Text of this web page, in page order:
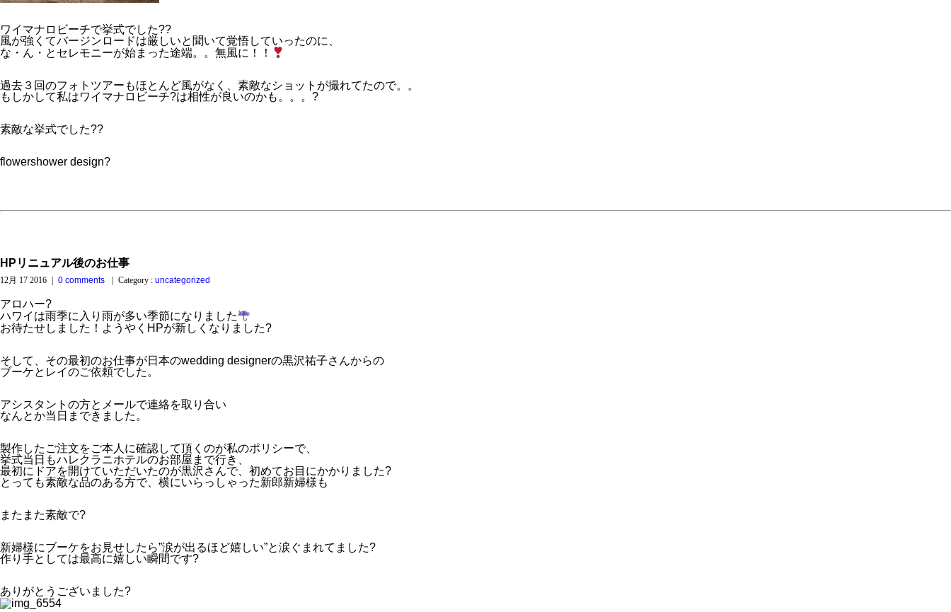
ワイマナロビーチで挙式でした??
風が強くてバージンロードは厳しいと聞いて覚悟していったのに、
な・ん・とセレモニーが始まった途端。。無風に！！
過去３回のフォトツアーもほとんど風がなく、素敵なショットが撮れてたので。。
もしかして私はワイマナロビーチ?は相性が良いのかも。。。?
素敵な挙式でした??
flowershower design?
HPリニュアル後のお仕事
12月 17 2016 0 comments Category : uncategorized
アロハー?
ハワイは雨季に入り雨が多い季節になりました
お待たせしました！ようやくHPが新しくなりました?
そして、その最初のお仕事が日本のwedding designerの黒沢祐子さんからの
ブーケとレイのご依頼でした。
アシスタントの方とメールで連絡を取り合い
なんとか当日まできました。
製作したご注文をご本人に確認して頂くのが私のポリシーで、
挙式当日もハレクラニホテルのお部屋まで行き、
最初にドアを開けていただいたのが黒沢さんで、初めてお目にかかりました?
とっても素敵な品のある方で、横にいらっしゃった新郎新婦様も
またまた素敵で?
新婦様にブーケをお見せしたら”涙が出るほど嬉しい”と涙ぐまれてました?
作り手としては最高に嬉しい瞬間です?
ありがとうございました?